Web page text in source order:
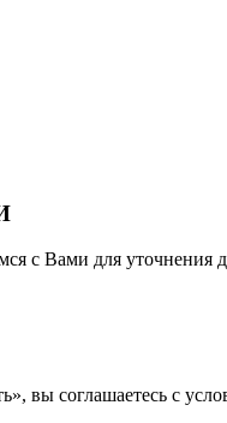
с Вами для уточнения
вы соглашаетесь с